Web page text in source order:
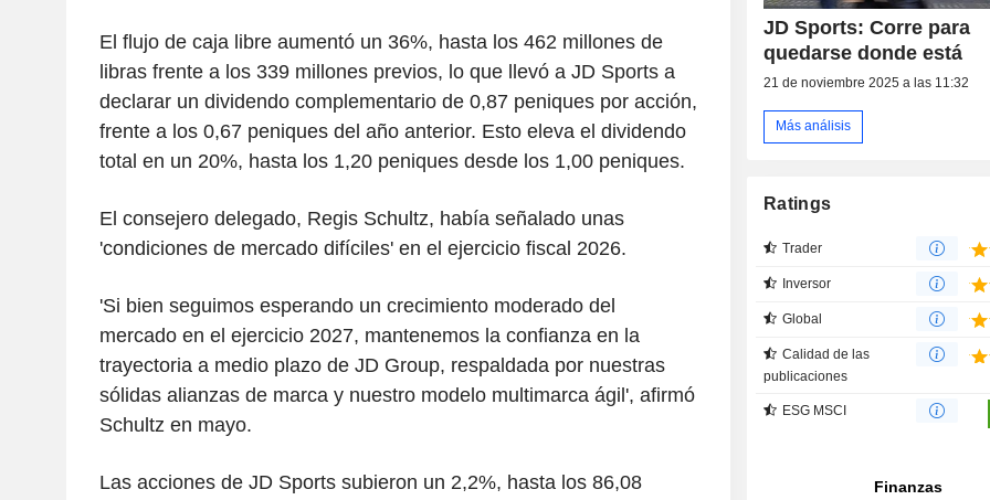
El flujo de caja libre aumentó un 36%, hasta los 462 millones de
libras frente a los 339 millones previos, lo que llevó a JD Sports a
declarar un dividendo complementario de 0,87 peniques por acción,
frente a los 0,67 peniques del año anterior. Esto eleva el dividendo
total en un 20%, hasta los 1,20 peniques desde los 1,00 peniques.
El consejero delegado, Regis Schultz, había señalado unas
'condiciones de mercado difíciles' en el ejercicio fiscal 2026.
'Si bien seguimos esperando un crecimiento moderado del
mercado en el ejercicio 2027, mantenemos la confianza en la
trayectoria a medio plazo de JD Group, respaldada por nuestras
sólidas alianzas de marca y nuestro modelo multimarca ágil', afirmó
Schultz en mayo.
Las acciones de JD Sports subieron un 2,2%, hasta los 86,08
JD Sports: Corre para
quedarse donde está
21 de noviembre 2025 a las 11:32
Más análisis
Ratings
Trader
Inversor
Global
Calidad de las
publicaciones
ESG MSCI